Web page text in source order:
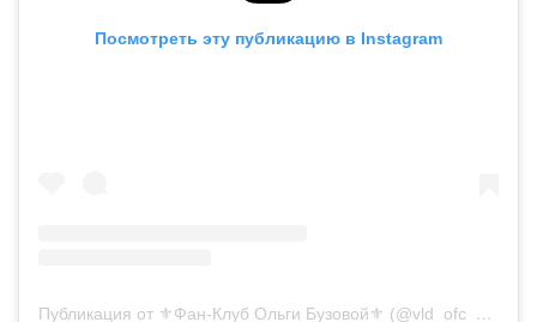
Посмотреть эту публикацию в Instagram
Публикация от ⚜️Фан-Клуб Ольги Бузовой⚜️ (@vld_ofc_buzova86)